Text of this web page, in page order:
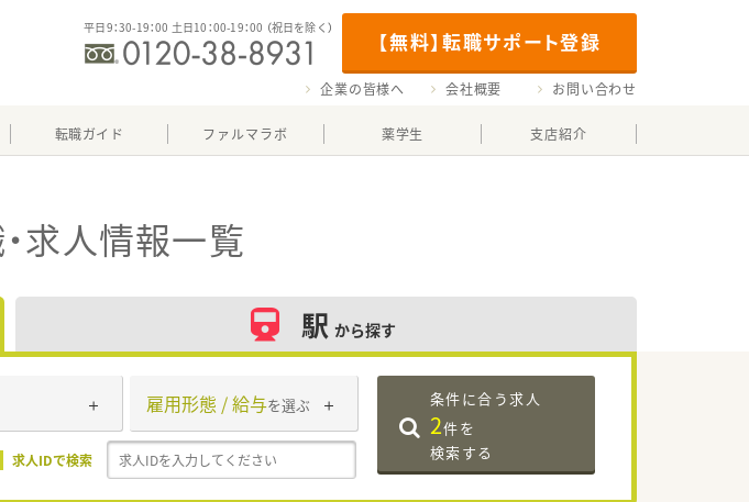
【無料】転職サポート登録
平日9：30-19：00 土日10：00-19：00 （祝日を除く）
企業の皆様へ 会社概要 お問い合わせ
転職ガイド ファルマラボ 薬学生 支店紹介
求人情報一覧
駅 から探す
雇用形態 / 給与を選ぶ
求人IDで検索
条件に合う求人
2件を
検索する